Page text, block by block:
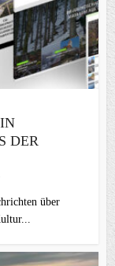
DER
über